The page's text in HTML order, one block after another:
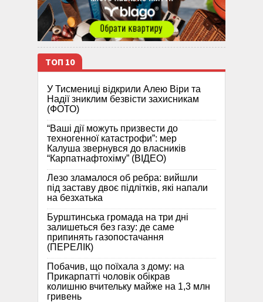
ТОП 10
У Тисмениці відкрили Алею Віри та
Надії зниклим безвісти захисникам
(ФОТО)
“Ваші дії можуть призвести до
техногенної катастрофи”: мер
Калуша звернувся до власників
“Карпатнафтохіму” (ВІДЕО)
Лезо зламалося об ребра: вийшли
під заставу двоє підлітків, які напали
на безхатька
Бурштинська громада на три дні
залишеться без газу: де саме
припинять газопостачання
(ПЕРЕЛІК)
Побачив, що поїхала з дому: на
Прикарпатті чоловік обікрав
колишню вчительку майже на 1,3 млн
гривень